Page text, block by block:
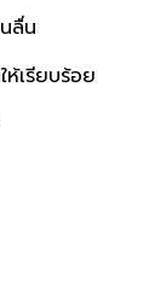
ลื่น
ห้เรียบร้อย